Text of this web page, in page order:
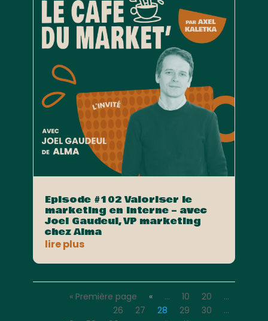
Episode #102 Valoriser le
marketing en interne – avec
Joel Gaudeul, VP marketing
chez Alma
lire plus
« Première page « … 10 20
…
26
27 28 29 30
…